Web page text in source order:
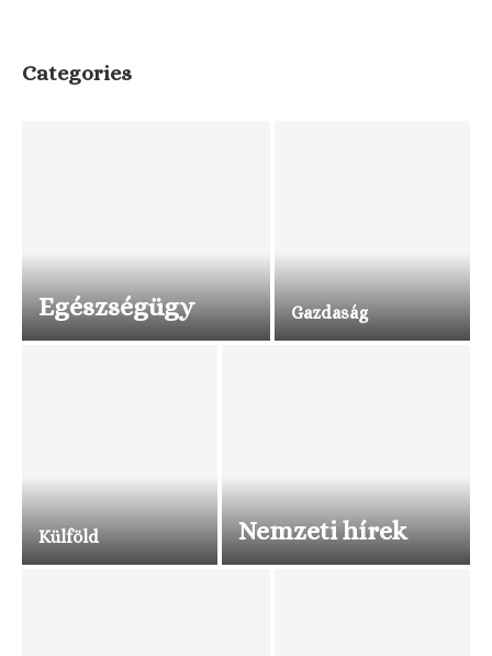
Categories
Egészségügy Gazdaság
Külföld Nemzeti hírek